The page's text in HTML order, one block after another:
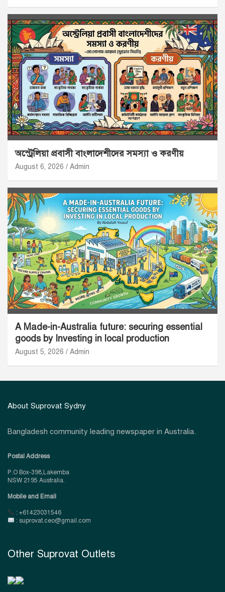
অস্ট্রেলিয়া প্রবাসী বাংলাদেশীদের সমস্যা ও করণীয়
August 6, 2026 Admin
A Made-in-Australia future: securing essential
goods by Investing in local production
August 5, 2026 Admin
About Suprovat Sydny
Bangladesh community leading newspaper in Australia.
Postal Address
P.O Box-398,Lakemba
NSW 2195 Australia.
Mobile and Email
: +61423031546
: suprovat.ceo@gmail.com
Other Suprovat Outlets